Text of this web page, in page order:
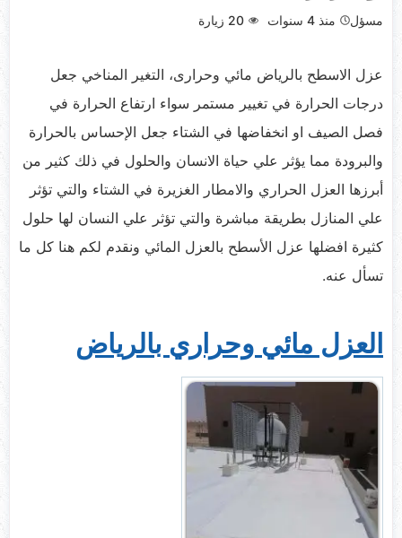
مسؤل منذ 4 سنوات 20 زيارة
عزل الاسطح بالرياض مائي وحرارى، التغير المناخي جعل
درجات الحرارة في تغيير مستمر سواء ارتفاع الحرارة في
فصل الصيف او انخفاضها في الشتاء جعل الإحساس بالحرارة
والبرودة مما يؤثر علي حياة الانسان والحلول في ذلك كثير من
أبرزها العزل الحراري والامطار الغزيرة في الشتاء والتي تؤثر
علي المنازل بطريقة مباشرة والتي تؤثر علي النسان لها حلول
كثيرة افضلها عزل الأسطح بالعزل المائي ونقدم لكم هنا كل ما
تسأل عنه.
العزل مائي وحراري بالرياض